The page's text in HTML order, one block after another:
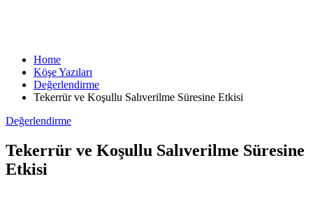
Home
Köşe Yazıları
Değerlendirme
Tekerrür ve Koşullu Salıverilme Süresine Etkisi
Değerlendirme
Tekerrür ve Koşullu Salıverilme Süresine
Etkisi